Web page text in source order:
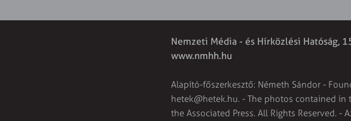
Nemzeti Média - és Hírközlési Hatóság,
www.nmhh.hu
Alapító-főszerkesztő: Németh Sándor -
hetek@hetek.hu. - The photos contained
the Associated Press. All Rights Reserved.